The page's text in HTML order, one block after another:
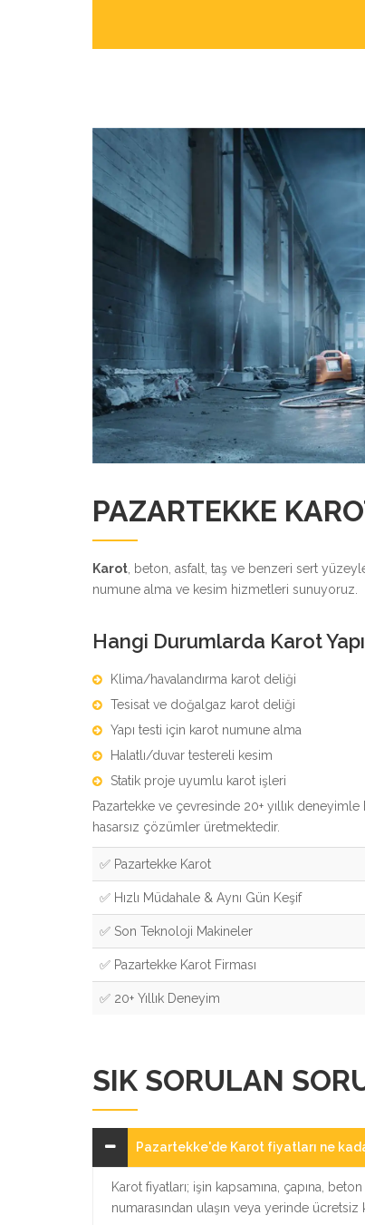
PAZARTEKKE
Karot , beton, asfalt, taş ve benzeri sert
numune alma ve kesim hizmetleri sunuyoruz.
Hangi Durumlarda Karot
Klima/havalandırma karot deliği
Tesisat ve doğalgaz karot deliği
Yapı testi için karot numune alma
Halatlı/duvar testereli kesim
Statik proje uyumlu karot işleri
Pazartekke ve çevresinde 20+ yıllık
hasarsız çözümler üretmektedir.
✅ Pazartekke Karot
✅ Hızlı Müdahale & Aynı Gün Keşif
✅ Son Teknoloji Makineler
✅ Pazartekke Karot Firması
✅ 20+ Yıllık Deneyim
SIK SORULAN
Pazartekke'de Karot fiyatları ne
Karot fiyatları; işin kapsamına, çapına,
numarasından ulaşın veya yerinde ücretsiz